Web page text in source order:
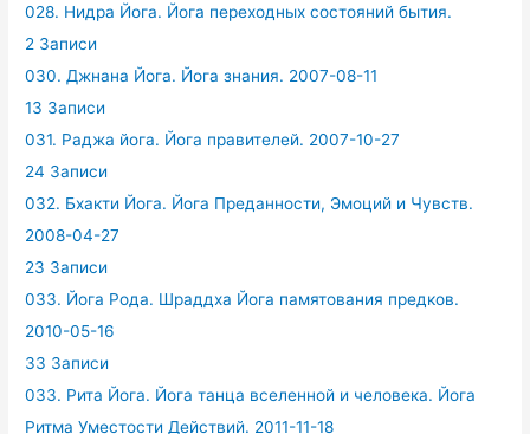
028. Нидра Йога. Йога переходных состояний бытия.
2 Записи
030. Джнана Йога. Йога знания. 2007-08-11
13 Записи
031. Раджа йога. Йога правителей. 2007-10-27
24 Записи
032. Бхакти Йога. Йога Преданности, Эмоций и Чувств.
2008-04-27
23 Записи
033. Йога Рода. Шраддха Йога памятования предков.
2010-05-16
33 Записи
033. Рита Йога. Йога танца вселенной и человека. Йога
Ритма Уместости Действий. 2011-11-18